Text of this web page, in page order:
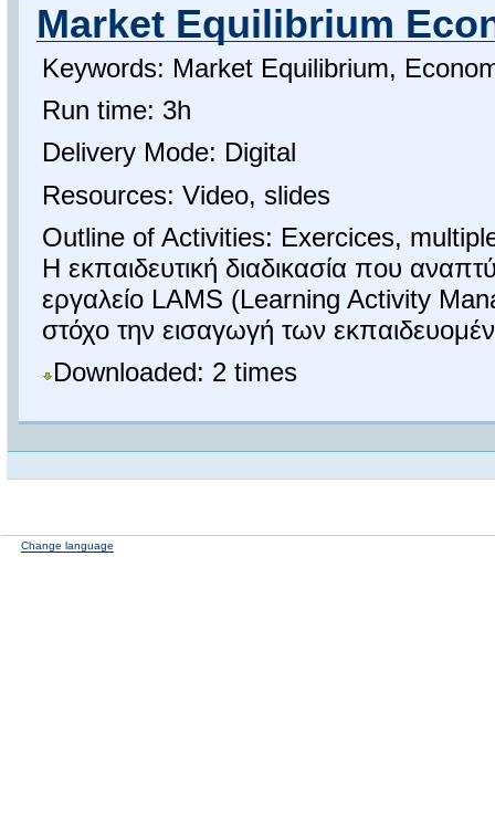
Market Equilibrium
Keywords: Market Equilibrium,
Run time: 3h
Delivery Mode: Digital
Resources: Video, slides
Outline of Activities: Exercices,
Η εκπαιδευτική διαδικασία που
εργαλείο LAMS (Learning Activity
στόχο την εισαγωγή των
Downloaded: 2 times
Change language